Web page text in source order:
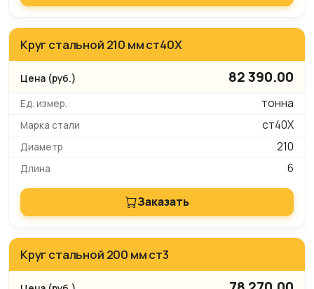
Круг стальной 210 мм ст40Х
82 390.00
тонна
ст40Х
210
6
Заказать
Круг стальной 200 мм ст3